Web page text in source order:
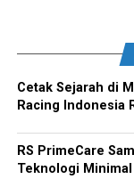
Cetak Sejarah di
Racing Indonesia
RS PrimeCare
Teknologi